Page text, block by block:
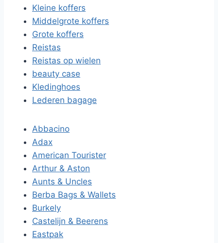
Kleine koffers
Middelgrote koffers
Grote koffers
Reistas
Reistas op wielen
beauty case
Kledinghoes
Lederen bagage
Abbacino
Adax
American Tourister
Arthur & Aston
Aunts & Uncles
Berba Bags & Wallets
Burkely
Castelijn & Beerens
Eastpak